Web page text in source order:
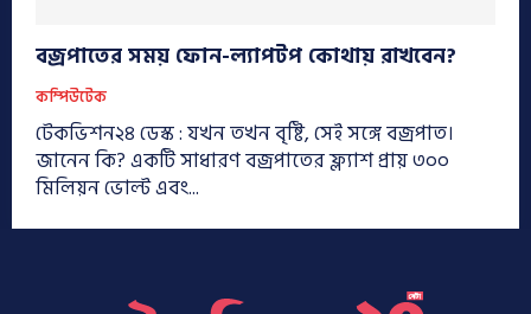
বজ্রপাতের সময় ফোন-ল্যাপটপ কোথায় রাখবেন?
কম্পিউটেক
টেকভিশন২৪ ডেস্ক : যখন তখন বৃষ্টি, সেই সঙ্গে বজ্রপাত।
জানেন কি? একটি সাধারণ বজ্রপাতের ফ্ল্যাশ প্রায় ৩০০
মিলিয়ন ভোল্ট এবং...